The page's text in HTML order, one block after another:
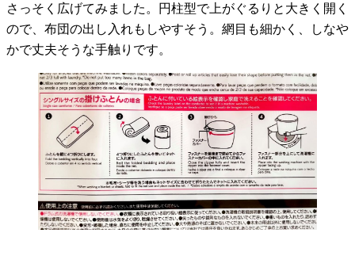
さっそく広げてみました。円柱型で上がぐるりと大きく開く
ので、布団の出し入れもしやすそう。網目も細かく、しなや
かで丈夫そうな手触りです。